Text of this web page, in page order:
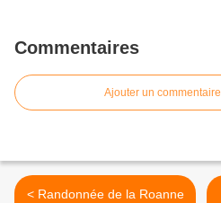
Commentaires
Ajouter un commentaire
< Randonnée de la Roanne